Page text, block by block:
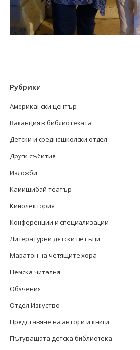
Рубрики
Американски център
Ваканция в библиотеката
Детски и средношколски отдел
Други събития
Изложби
Камишибай театър
Кинолектория
Конференции и специализации
Литературни детски петъци
Маратон на четящите хора
Немска читалня
Обучения
Отдел Изкуство
Представяне на автори и книги
Пътуващата детска библиотека